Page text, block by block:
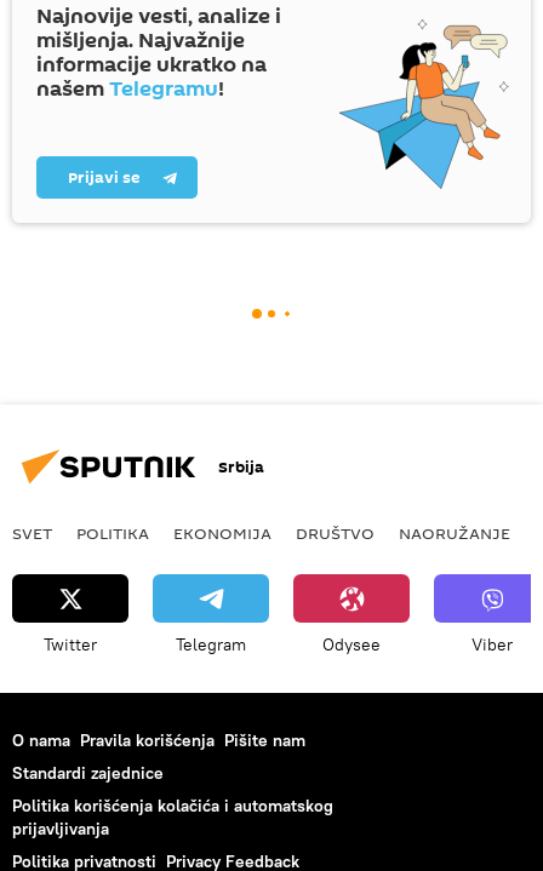
Najnovije vesti, analize i
mišljenja. Najvažnije
informacije ukratko na
našemTelegramu!
Prijavi se
Srbija
SVET POLITIKA EKONOMIJA DRUŠTVO NAORUŽANJE
Twitter Telegram Odysee Viber
O nama Pravila korišćenja Pišite nam
Standardi zajednice
Politika korišćenja kolačića i automatskog
prijavljivanja
Politika privatnosti Privacy Feedback